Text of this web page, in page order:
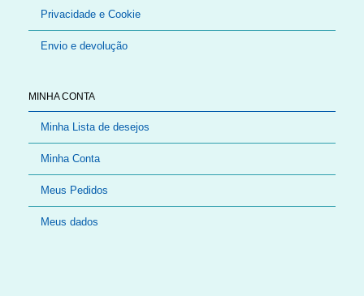
Privacidade e Cookie
Envio e devolução
MINHA CONTA
Minha Lista de desejos
Minha Conta
Meus Pedidos
Meus dados